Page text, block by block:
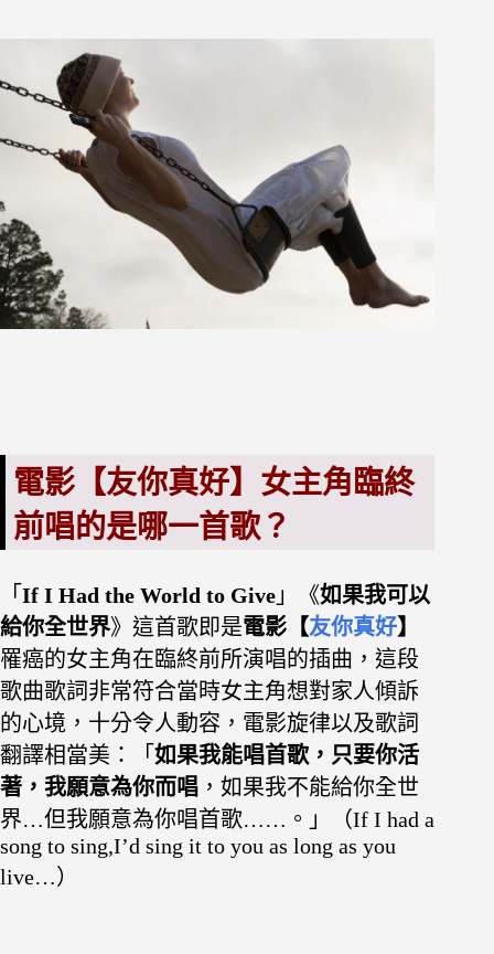
電影【友你真好】女主角臨終
前唱的是哪一首歌？
「 If I Had the World to Give 」《如果我可以
給你全世界》 這首歌即是電影【友你真好】
罹癌的女主角在臨終前所演唱的插曲，這段
歌曲歌詞非常符合當時女主角想對家人傾訴
的心境，十分令人動容，電影旋律以及歌詞
翻譯相當美：「 如果我能唱首歌，只要你活
著，我願意為你而唱 ，如果我不能給你全世
界…但我願意為你唱首歌……。」（If I had a
song to sing,I’d sing it to you as long as you
live…）